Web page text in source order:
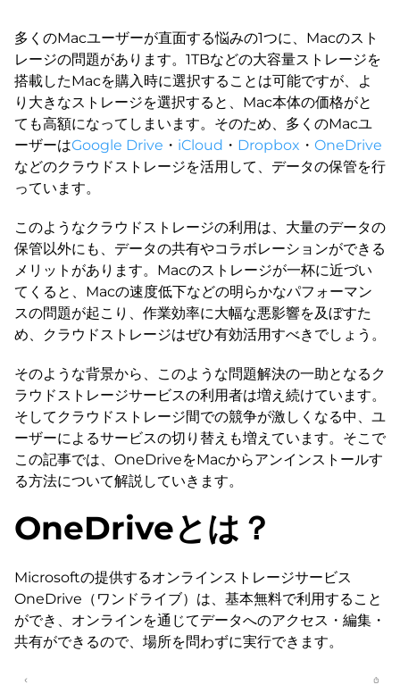
多くのMacユーザーが直面する悩みの1つに、Macのスト
レージの問題があります。1TBなどの大容量ストレージを
搭載したMacを購入時に選択することは可能ですが、よ
り大きなストレージを選択すると、Mac本体の価格がと
ても高額になってしまいます。そのため、多くのMacユ
ーザーはGoogle Drive ・ iCloud ・ Dropbox ・ OneDrive
などのクラウドストレージを活用して、データの保管を行
っています。
このようなクラウドストレージの利用は、大量のデータの
保管以外にも、データの共有やコラボレーションができる
メリットがあります。Macのストレージが一杯に近づい
てくると、Macの速度低下などの明らかなパフォーマン
スの問題が起こり、作業効率に大幅な悪影響を及ぼすた
め、クラウドストレージはぜひ有効活用すべきでしょう。
そのような背景から、このような問題解決の一助となるク
ラウドストレージサービスの利用者は増え続けています。
そしてクラウドストレージ間での競争が激しくなる中、ユ
ーザーによるサービスの切り替えも増えています。そこで
この記事では、OneDriveをMacからアンインストールす
る方法について解説していきます。
OneDriveとは？
Microsoftの提供するオンラインストレージサービス
OneDrive（ワンドライブ）は、基本無料で利用すること
ができ、オンラインを通じてデータへのアクセス・編集・
共有ができるので、場所を問わずに実行できます。